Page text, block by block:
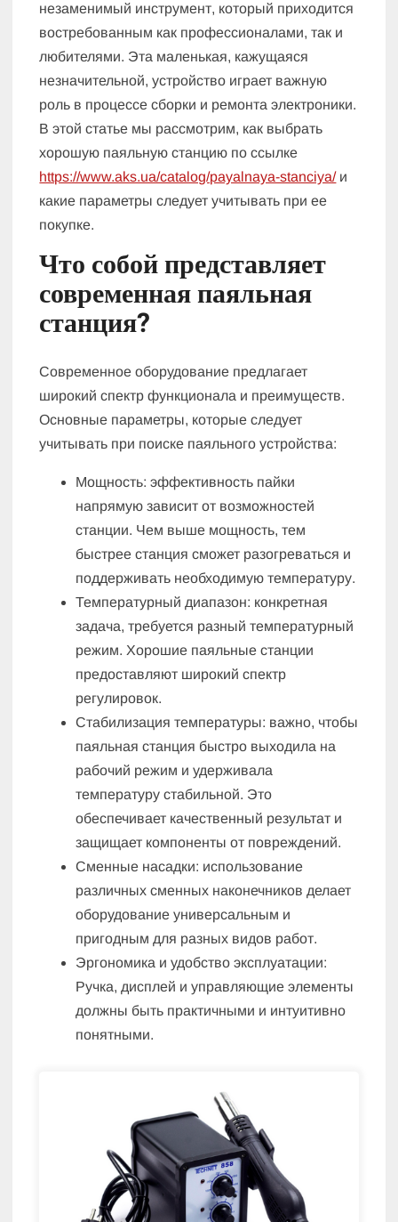
незаменимый инструмент, который приходится
востребованным как профессионалами, так и
любителями. Эта маленькая, кажущаяся
незначительной, устройство играет важную
роль в процессе сборки и ремонта электроники.
В этой статье мы рассмотрим, как выбрать
хорошую паяльную станцию по ссылке
https://www.aks.ua/catalog/payalnaya-stanciya/и
какие параметры следует учитывать при ее
покупке.
Что собой представляет
современная паяльная
станция?
Современное оборудование предлагает
широкий спектр функционала и преимуществ.
Основные параметры, которые следует
учитывать при поиске паяльного устройства:
Мощность: эффективность пайки
напрямую зависит от возможностей
станции. Чем выше мощность, тем
быстрее станция сможет разогреваться и
поддерживать необходимую температуру.
Температурный диапазон: конкретная
задача, требуется разный температурный
режим. Хорошие паяльные станции
предоставляют широкий спектр
регулировок.
Стабилизация температуры: важно, чтобы
паяльная станция быстро выходила на
рабочий режим и удерживала
температуру стабильной. Это
обеспечивает качественный результат и
защищает компоненты от повреждений.
Сменные насадки: использование
различных сменных наконечников делает
оборудование универсальным и
пригодным для разных видов работ.
Эргономика и удобство эксплуатации:
Ручка, дисплей и управляющие элементы
должны быть практичными и интуитивно
понятными.